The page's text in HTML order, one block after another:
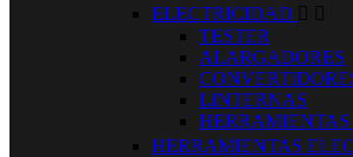
ELECTRICIDAD  
TESTER
ALARGADORES
LINTERNAS
HERRAMIENTAS
HERRAMIENTAS